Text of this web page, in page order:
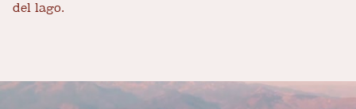
del lago.